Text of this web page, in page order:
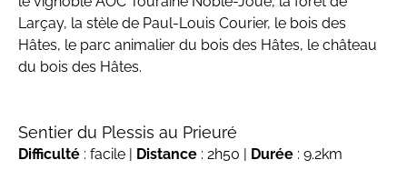
Larçay, la stèle de Paul-Louis Courier, le bois des
Hâtes, le parc animalier du bois des Hâtes, le château
du bois des Hâtes.
Sentier du Plessis au Prieuré
Difficulté : facile | Distance : 2h50 | Durée : 9.2km